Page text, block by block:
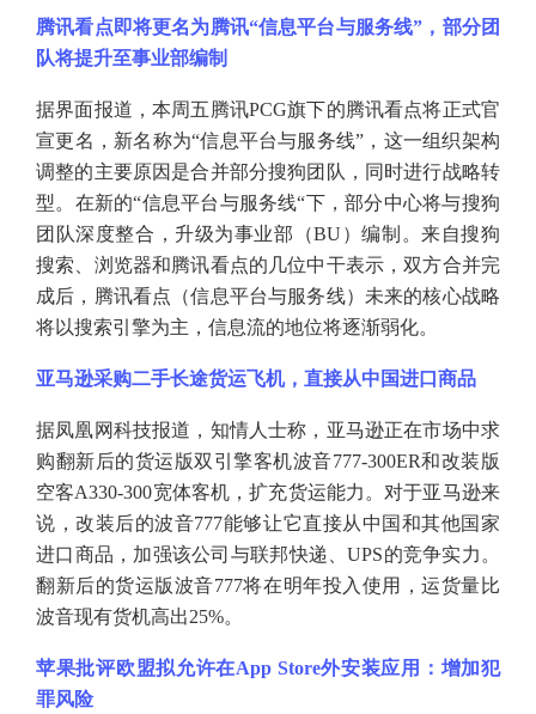
腾讯看点即将更名为腾讯“信息平台与服务线”，部分团
队将提升至事业部编制
据界面报道，本周五腾讯PCG旗下的腾讯看点将正式官
宣更名，新名称为“信息平台与服务线”，这一组织架构
调整的主要原因是合并部分搜狗团队，同时进行战略转
型。在新的“信息平台与服务线“下，部分中心将与搜狗
团队深度整合，升级为事业部（BU）编制。来自搜狗
搜索、浏览器和腾讯看点的几位中干表示，双方合并完
成后，腾讯看点（信息平台与服务线）未来的核心战略
将以搜索引擎为主，信息流的地位将逐渐弱化。
亚马逊采购二手长途货运飞机，直接从中国进口商品
据凤凰网科技报道，知情人士称，亚马逊正在市场中求
购翻新后的货运版双引擎客机波音777-300ER和改装版
空客A330-300宽体客机，扩充货运能力。对于亚马逊来
说，改装后的波音777能够让它直接从中国和其他国家
进口商品，加强该公司与联邦快递、UPS的竞争实力。
翻新后的货运版波音777将在明年投入使用，运货量比
波音现有货机高出25%。
苹果批评欧盟拟允许在App Store外安装应用：增加犯
罪风险